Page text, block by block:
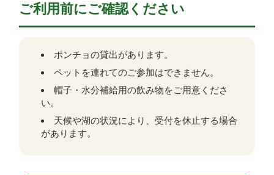
ご利用前にご確認ください
ポンチョの貸出があります。
ペットを連れてのご参加はできません。
帽子・水分補給用の飲み物をご用意くださ
い。
天候や湖の状況により、受付を休止する場合
があります。